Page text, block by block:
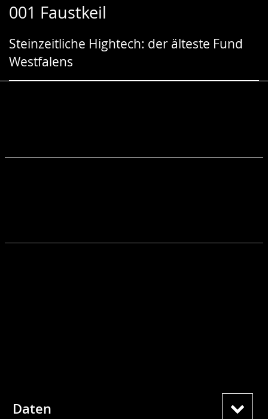
001 Faustkeil
Steinzeitliche Hightech: der älteste Fund
Westfalens
Leichten
wechseln.
Audio-
Video
Deutscher
Gebärdensprache
wird
Daten